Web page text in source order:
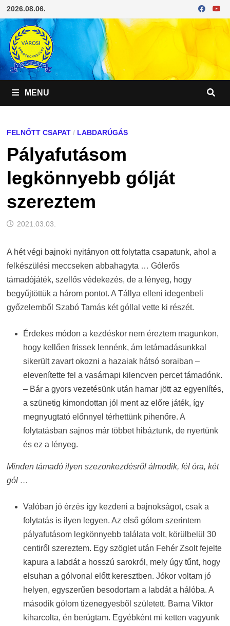
Skip
to
content
2026.08.06.
MENU
FELNŐTT CSAPAT/ LABDARÚGÁS
Pályafutásom
legkönnyebb gólját
szereztem
2021.03.03.
A hét végi bajnoki nyitányon ott folytatta csapatunk, ahol a
felkészülési meccseken abbahagyta … Gólerős
támadójáték, szellős védekezés, de a lényeg, hogy
begyűjtöttük a három pontot. A Tállya elleni idegenbeli
győzelemből Szabó Tamás két góllal vette ki részét.
Érdekes módon a kezdéskor nem éreztem magunkon,
hogy kellően frissek lennénk, ám letámadásunkkal
sikerült zavart okozni a hazaiak hátsó soraiban –
elevenítette fel a vasárnapi kilencven percet támadónk.
– Bár a gyors vezetésünk után hamar jött az egyenlítés,
a szünetig kimondottan jól ment az előre játék, így
megnyugtató előnnyel térhettünk pihenőre. A
folytatásban sajnos már többet hibáztunk, de nyertünk
és ez a lényeg.
Minden támadó ilyen szezonkezdésről álmodik, fél óra, két
gól …
Valóban jó érzés így kezdeni a bajnokságot, csak a
folytatás is ilyen legyen. Az első gólom szerintem
pályafutásom legkönnyebb találata volt, körülbelül 30
centiről szereztem. Egy szöglet után Fehér Zsolt fejelte
kapura a labdát a hosszú sarokról, mely úgy tűnt, hogy
elsuhan a gólvonal előtt keresztben. Jókor voltam jó
helyen, egyszerűen besodortam a labdát a hálóba. A
második gólom tizenegyesből született. Barna Viktor
kiharcolta, én berúgtam. Egyébként mi ketten vagyunk